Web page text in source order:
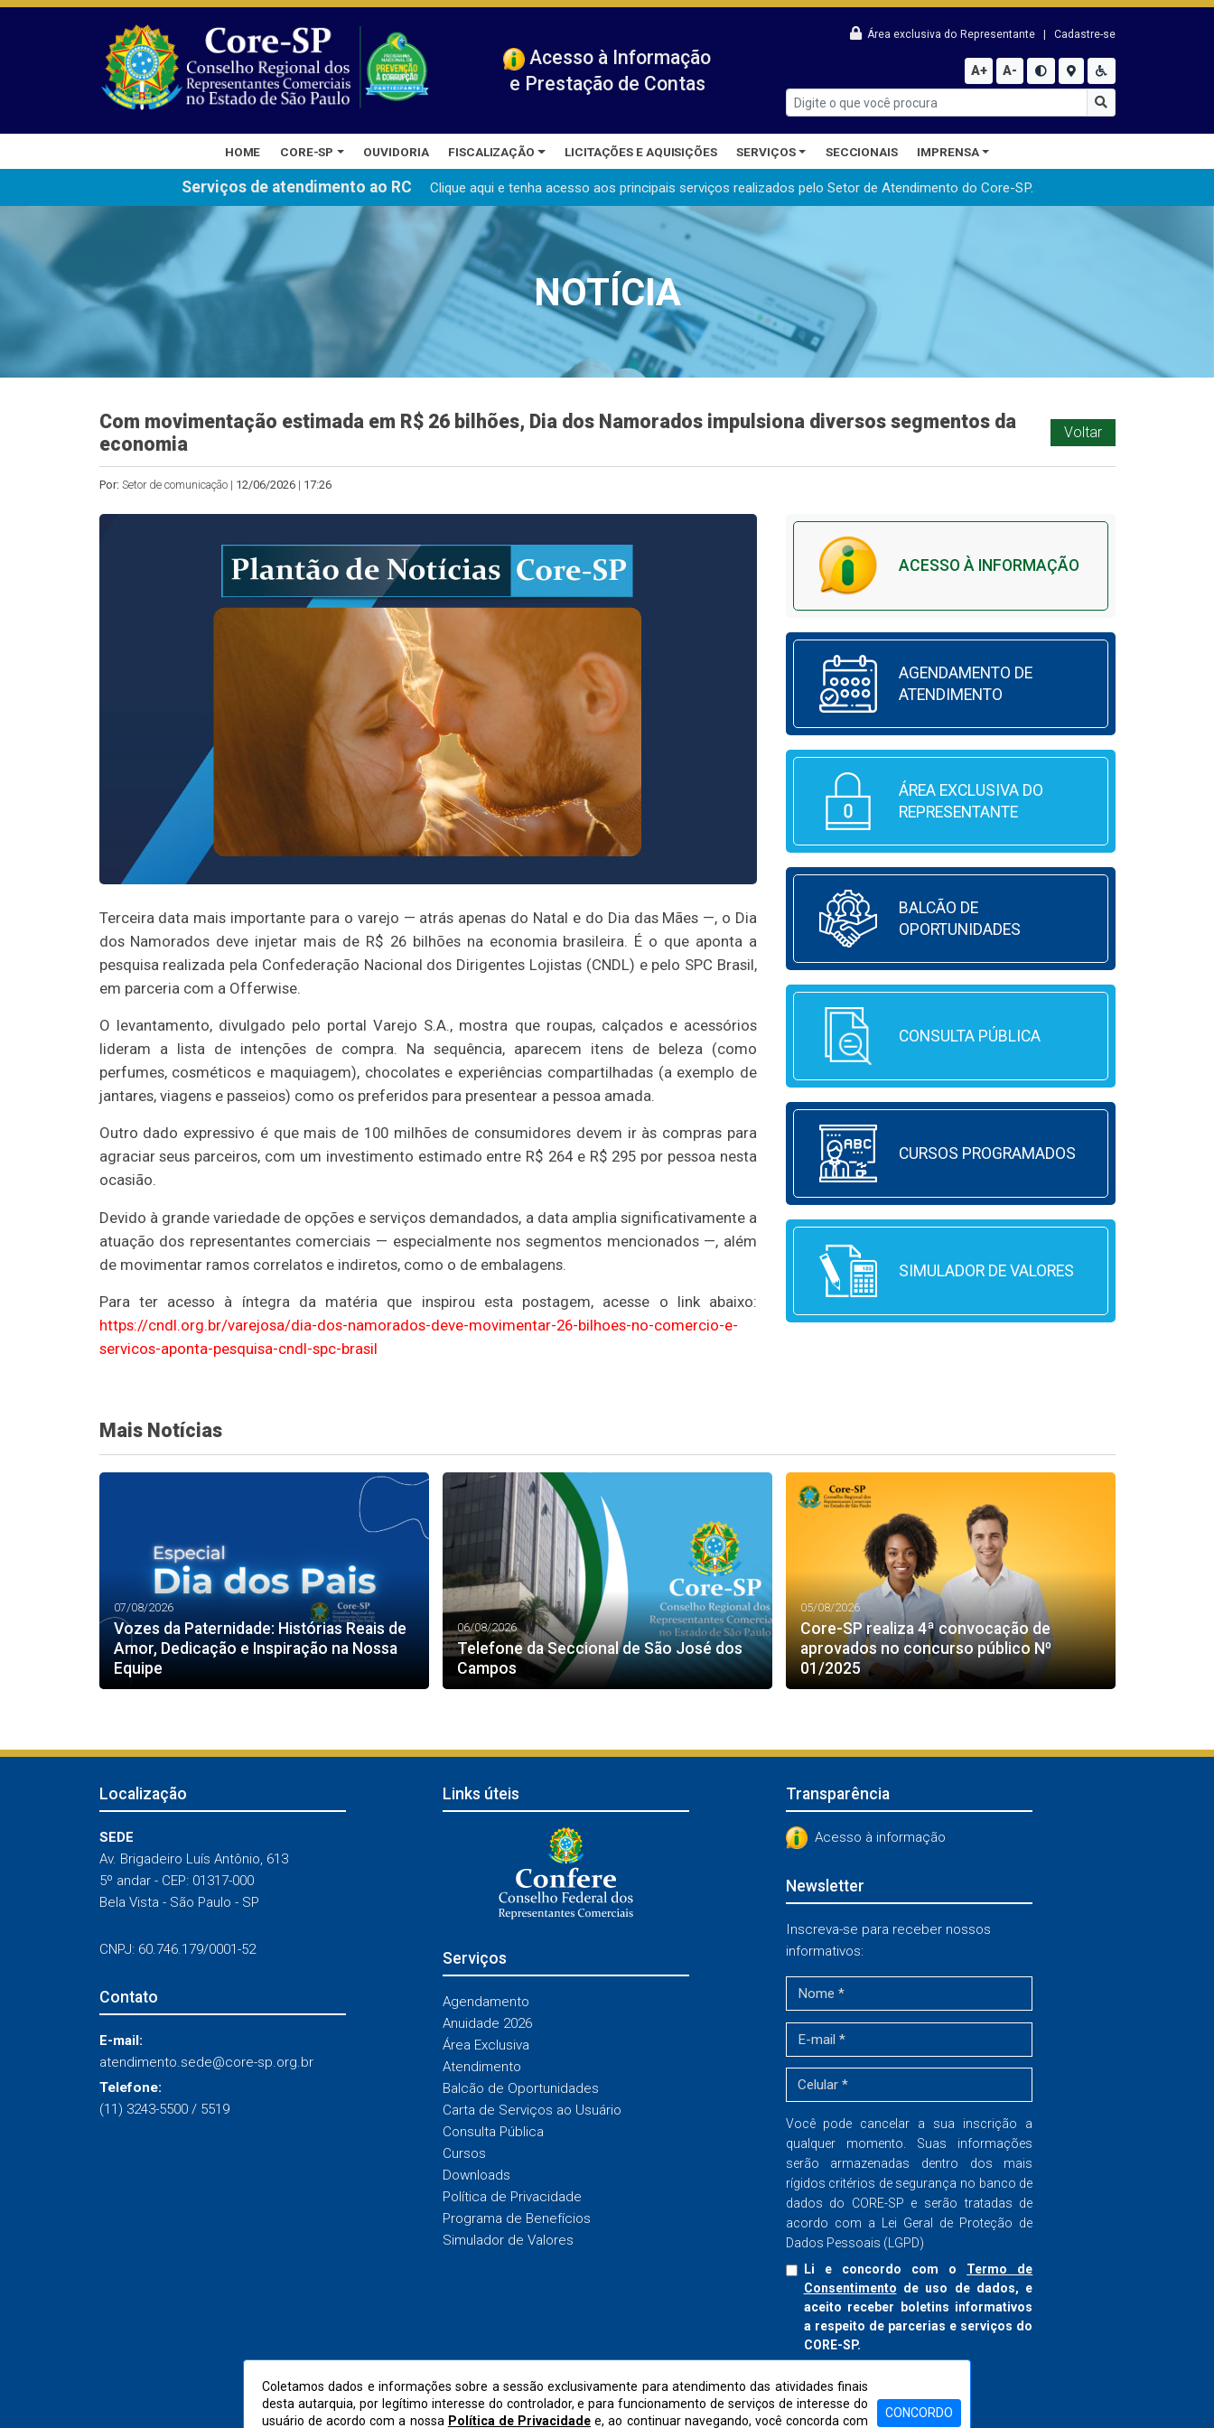
Acesso à Informação
e Prestação de Contas
Área exclusiva do Representante Cadastre-se
A+ A-
HOME CORE-SP OUVIDORIA FISCALIZAÇÃO LICITAÇÕES E AQUISIÇÕES SERVIÇOS SECCIONAIS IMPRENSA
Serviços de atendimento ao RC Clique aqui e tenha acesso aos principais serviços realizados pelo Setor de Atendimento do Core-SP.
NOTÍCIA
Com movimentação estimada em R$ 26 bilhões, Dia dos Namorados impulsiona diversos segmentos da
economia
Voltar
Por: Setor de comunicação | 12/06/2026| 17:26
Terceira data mais importante para o varejo — atrás apenas do Natal e do Dia das Mães —, o Dia
dos Namorados deve injetar mais de R$ 26 bilhões na economia brasileira. É o que aponta a
pesquisa realizada pela Confederação Nacional dos Dirigentes Lojistas (CNDL) e pelo SPC Brasil,
em parceria com a Offerwise.
O levantamento, divulgado pelo portal Varejo S.A., mostra que roupas, calçados e acessórios
lideram a lista de intenções de compra. Na sequência, aparecem itens de beleza (como
perfumes, cosméticos e maquiagem), chocolates e experiências compartilhadas (a exemplo de
jantares, viagens e passeios) como os preferidos para presentear a pessoa amada.
Outro dado expressivo é que mais de 100 milhões de consumidores devem ir às compras para
agraciar seus parceiros, com um investimento estimado entre R$ 264 e R$ 295 por pessoa nesta
ocasião.
Devido à grande variedade de opções e serviços demandados, a data amplia significativamente a
atuação dos representantes comerciais — especialmente nos segmentos mencionados —, além
de movimentar ramos correlatos e indiretos, como o de embalagens.
Para ter acesso à íntegra da matéria que inspirou esta postagem, acesse o link abaixo:
https://cndl.org.br/varejosa/dia-dos-namorados-deve-movimentar-26-bilhoes-no-comercio-e-
servicos-aponta-pesquisa-cndl-spc-brasil
ACESSO À INFORMAÇÃO
AGENDAMENTO DE
ATENDIMENTO
ÁREA EXCLUSIVA DO
REPRESENTANTE
BALCÃO DE
OPORTUNIDADES
CONSULTA PÚBLICA
CURSOS PROGRAMADOS
SIMULADOR DE VALORES
Mais Notícias
07/08/2026
Vozes da Paternidade: Histórias Reais de
Amor, Dedicação e Inspiração na Nossa
Equipe
06/08/2026
Telefone da Seccional de São José dos
Campos
05/08/2026
Core-SP realiza 4ª convocação de
aprovados no concurso público Nº
01/2025
Localização
SEDE
Av. Brigadeiro Luís Antônio, 613
5º andar - CEP: 01317-000
Bela Vista - São Paulo - SP
CNPJ: 60.746.179/0001-52
Contato
E-mail:
atendimento.sede@core-sp.org.br
Telefone:
(11) 3243-5500 / 5519
Links úteis
Serviços
Agendamento
Anuidade 2026
Área Exclusiva
Atendimento
Balcão de Oportunidades
Carta de Serviços ao Usuário
Consulta Pública
Cursos
Downloads
Política de Privacidade
Programa de Benefícios
Simulador de Valores
Transparência
Acesso à informação
Newsletter
Inscreva-se para receber nossos
informativos:
Você pode cancelar a sua inscrição a
qualquer momento. Suas informações
serão armazenadas dentro dos mais
rígidos critérios de segurança no banco de
dados do CORE-SP e serão tratadas de
acordo com a Lei Geral de Proteção de
Dados Pessoais (LGPD)
Li e concordo com o Termo de
Consentimento de uso de dados, e
aceito receber boletins informativos
a respeito de parcerias e serviços do
CORE-SP.
Inscrever-se
Coletamos dados e informações sobre a sessão exclusivamente para atendimento das atividades finais
desta autarquia, por legítimo interesse do controlador, e para funcionamento de serviços de interesse do
usuário de acordo com a nossa Política de Privacidade e, ao continuar navegando, você concorda com
CONCORDO